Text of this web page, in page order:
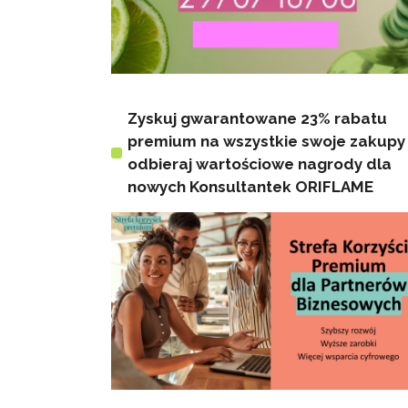
Zyskuj gwarantowane 23% rabatu
premium na wszystkie swoje zakupy
odbieraj wartościowe nagrody dla
nowych Konsultantek ORIFLAME